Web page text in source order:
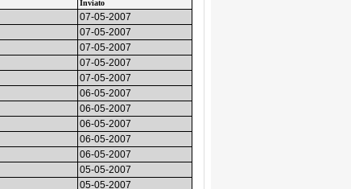
Inviato
07-05-2007
07-05-2007
07-05-2007
07-05-2007
07-05-2007
06-05-2007
06-05-2007
06-05-2007
06-05-2007
06-05-2007
05-05-2007
05-05-2007